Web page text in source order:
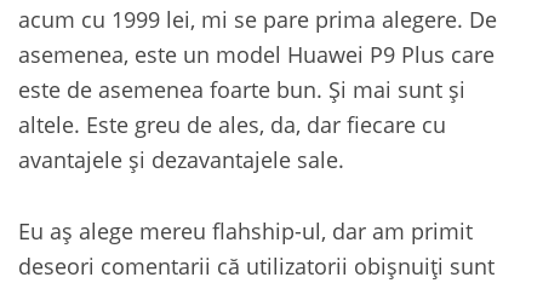
acum cu 1999 lei, mi se pare prima alegere. De
asemenea, este un model Huawei P9 Plus care
este de asemenea foarte bun. Și mai sunt și
altele. Este greu de ales, da, dar fiecare cu
avantajele și dezavantajele sale.
Eu aș alege mereu flahship-ul, dar am primit
deseori comentarii că utilizatorii obișnuiți sunt